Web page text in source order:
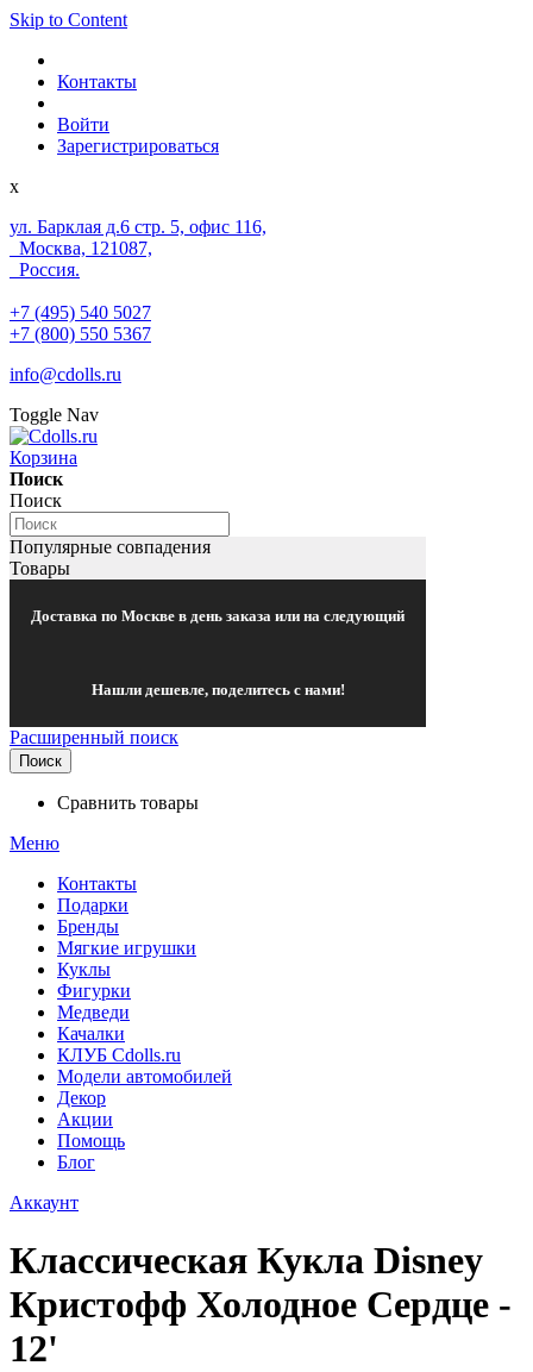
Skip to Content
Контакты
Войти
Зарегистрироваться
x
ул. Барклая д.6 стр. 5, офис 116,
Москва, 121087,
Россия.
+7 (495) 540 5027
+7 (800) 550 5367
info@cdolls.ru
Toggle Nav
Корзина
Поиск
Поиск
Популярные совпадения
Товары
Доставка по Москве в день заказа или на следующий
Нашли дешевле, поделитесь с нами!
Расширенный поиск
Поиск
Сравнить товары
Меню
Контакты
Подарки
Бренды
Мягкие игрушки
Куклы
Фигурки
Медведи
Качалки
КЛУБ Cdolls.ru
Модели автомобилей
Декор
Акции
Помощь
Блог
Аккаунт
Классическая Кукла Disney
Кристофф Холодное Сердце -
12'